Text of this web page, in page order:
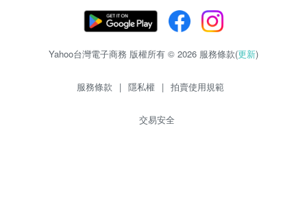
Yahoo台灣電子商務 版權所有 © 2026 服務條款(更新)
服務條款 | 隱私權 | 拍賣使用規範
交易安全